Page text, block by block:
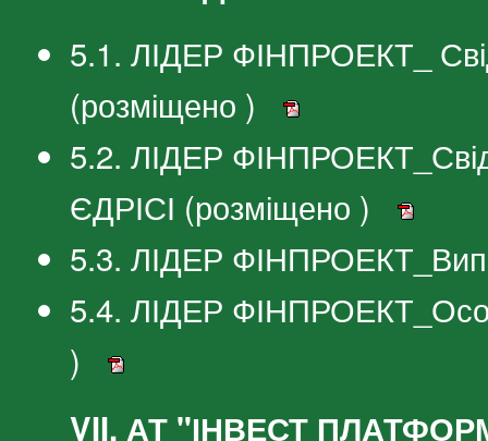
5.1. ЛІДЕР ФІНПРОЕКТ_
(розміщено )
5.2. ЛІДЕР
ЄДРІСІ (розміщено )
5.3. ЛІДЕР
5.4. ЛІДЕР
)
VII. АТ "ІНВЕСТ